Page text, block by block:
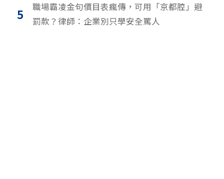
5
職場霸凌金句價目表瘋傳，可用「京都腔」避
罰款？律師：企業別只學安全罵人